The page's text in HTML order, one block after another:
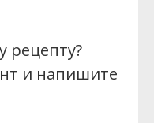
рецепту?
и напишите